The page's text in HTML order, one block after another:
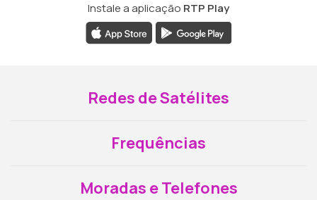
Instale a aplicação RTP Play
Redes de Satélites
Frequências
Moradas e Telefones